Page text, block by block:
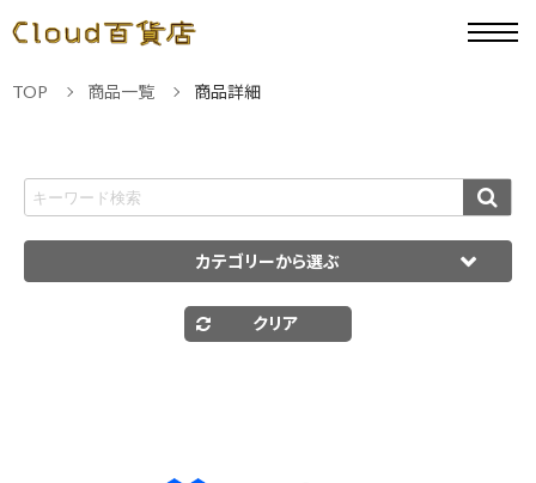
TOP 商品一覧 商品詳細
カテゴリーから選ぶ
クリア